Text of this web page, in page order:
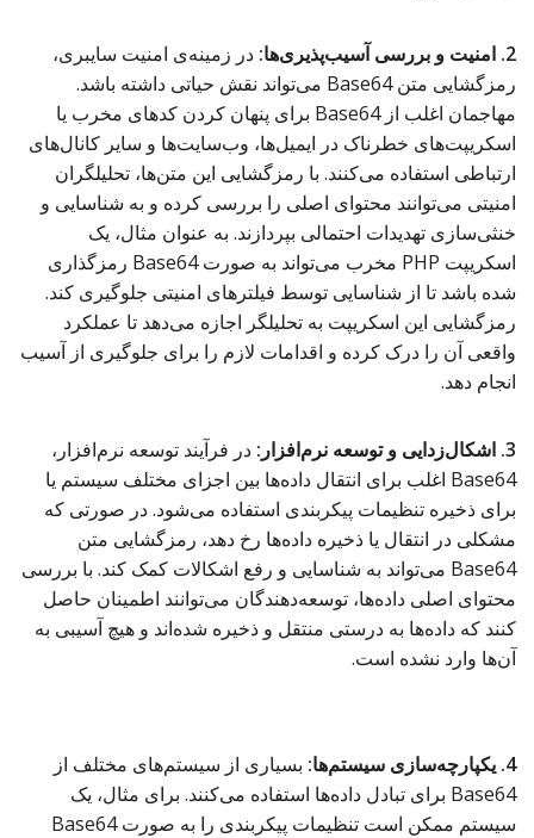
2. امنیت و بررسی آسیب‌پذیری‌ها:
در زمینه‌ی امنیت سایبری،
رمزگشایی متن Base64 می‌تواند نقش حیاتی داشته باشد.
مهاجمان اغلب از Base64 برای پنهان کردن کدهای مخرب یا
اسکریپت‌های خطرناک در ایمیل‌ها، وب‌سایت‌ها و سایر کانال‌های
ارتباطی استفاده می‌کنند. با رمزگشایی این متن‌ها، تحلیلگران
امنیتی می‌توانند محتوای اصلی را بررسی کرده و به شناسایی و
خنثی‌سازی تهدیدات احتمالی بپردازند. به عنوان مثال، یک
اسکریپت PHP مخرب می‌تواند به صورت Base64 رمزگذاری
شده باشد تا از شناسایی توسط فیلترهای امنیتی جلوگیری کند.
رمزگشایی این اسکریپت به تحلیلگر اجازه می‌دهد تا عملکرد
واقعی آن را درک کرده و اقدامات لازم را برای جلوگیری از آسیب
انجام دهد.
3. اشکال‌زدایی و توسعه نرم‌افزار:
در فرآیند توسعه نرم‌افزار،
Base64 اغلب برای انتقال داده‌ها بین اجزای مختلف سیستم یا
برای ذخیره تنظیمات پیکربندی استفاده می‌شود. در صورتی که
مشکلی در انتقال یا ذخیره داده‌ها رخ دهد، رمزگشایی متن
Base64 می‌تواند به شناسایی و رفع اشکالات کمک کند. با بررسی
محتوای اصلی داده‌ها، توسعه‌دهندگان می‌توانند اطمینان حاصل
کنند که داده‌ها به درستی منتقل و ذخیره شده‌اند و هیچ آسیبی به
آن‌ها وارد نشده است.
4. یکپارچه‌سازی سیستم‌ها:
بسیاری از سیستم‌های مختلف از
Base64 برای تبادل داده‌ها استفاده می‌کنند. برای مثال، یک
سیستم ممکن است تنظیمات پیکربندی را به صورت Base64